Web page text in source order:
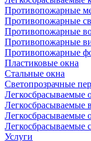
Противопожарные
Противопожарные
Противопожарные
Противопожарные
Противопожарные
Пластиковые окна
Стальные окна
Светопрозрачные
Легкосбрасываемые
Легкосбрасываемые
Легкосбрасываемые
Услуги